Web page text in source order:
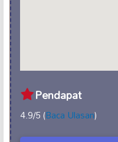
Pendapat
4.9/5 (Baca Ulasan)